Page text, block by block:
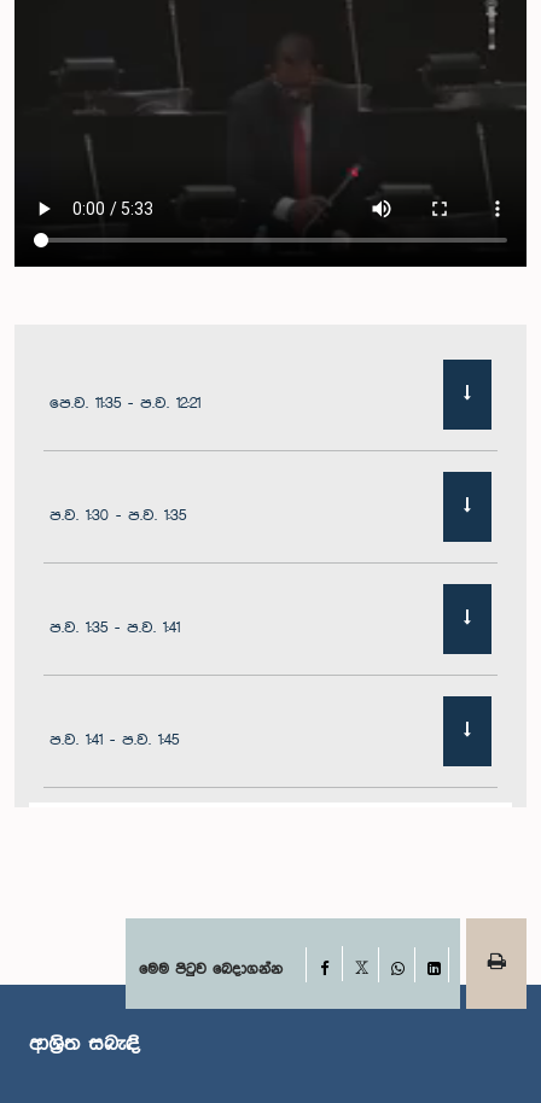
පෙ.ව. 11:35 - ප.ව. 12:21
ප.ව. 1:30 - ප.ව. 1:35
ප.ව. 1:35 - ප.ව. 1:41
ප.ව. 1:41 - ප.ව. 1:45
ප.ව. 1:51 - ප.ව. 1:57මෙම පිටුව බෙදාගන්න Facebook
WhatsApp
LinkedIn
ආශ්‍රිත සබැඳි